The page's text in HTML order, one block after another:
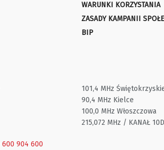
WARUNKI KORZYSTANIA
ZASADY KAMPANII
BIP
600 904 600
101,4 MHz
90,4 MHz Kielce
100,0 MHz Włoszczowa
215,072 MHz / KANAŁ 10D